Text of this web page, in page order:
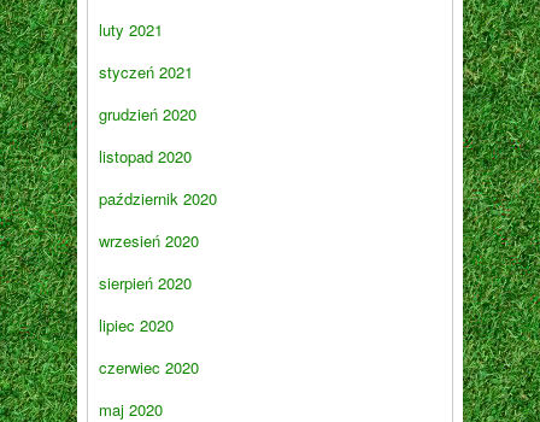
luty 2021
styczeń 2021
grudzień 2020
listopad 2020
październik 2020
wrzesień 2020
sierpień 2020
lipiec 2020
czerwiec 2020
maj 2020